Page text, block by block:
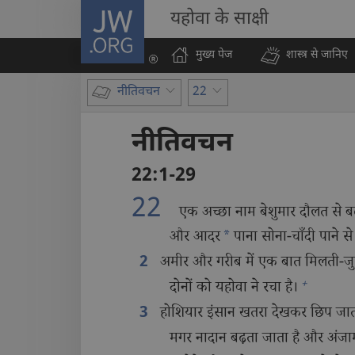
JW.ORG यहोवा के साक्षी
मुख्य पेज शास्त्र से जानिए
नीतिवचन 22
नीतिवचन
22:1-29
22 एक अच्छा नाम बेशुमार दौलत से
और आदर * पाना सोना-चाँदी पाने
2 अमीर और गरीब में एक बात मिलती-
दोनों को यहोवा ने रचा है। +
3 होशियार इंसान खतरा देखकर छिप
मगर नादान बढ़ता जाता है और